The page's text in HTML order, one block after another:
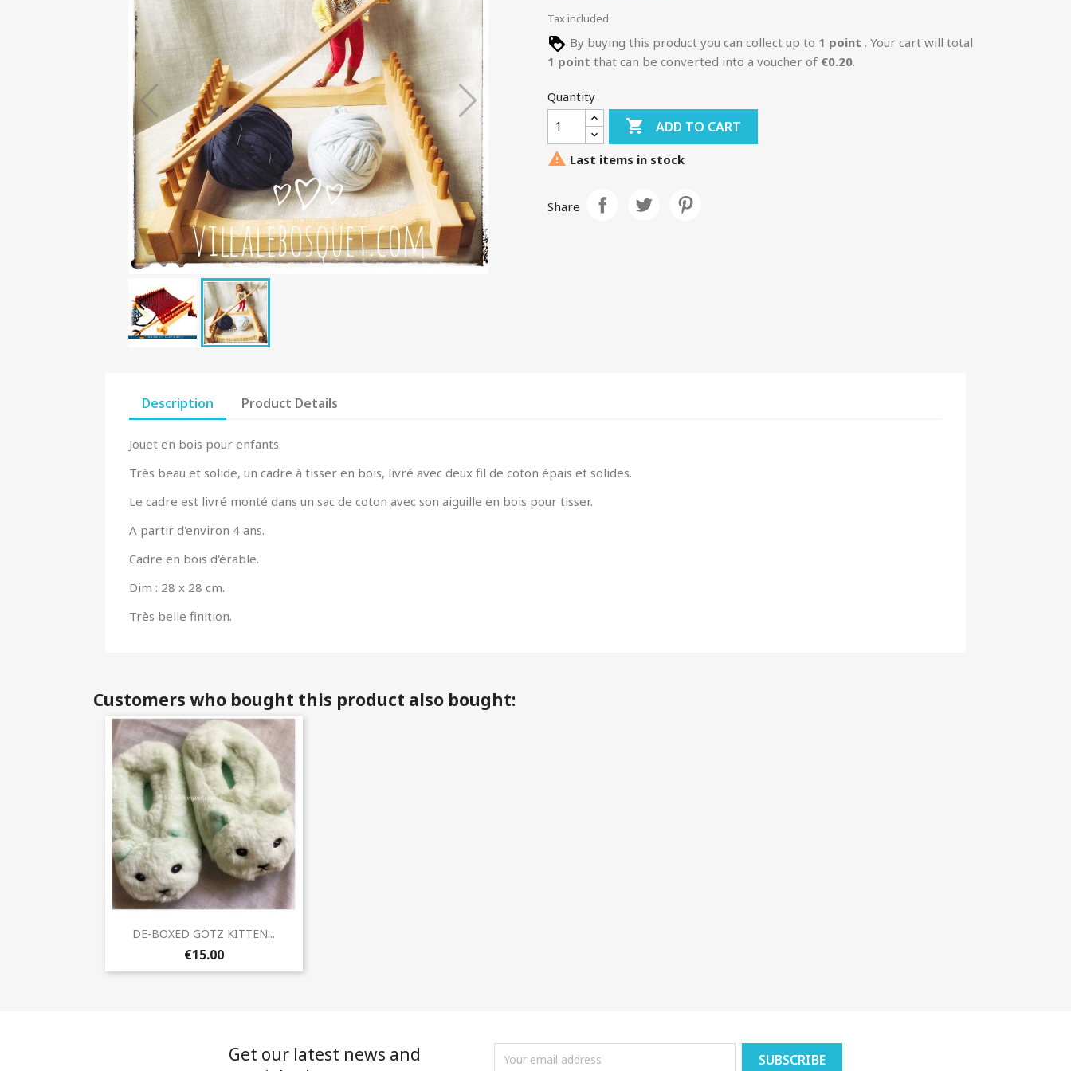
Tax included
By buying this product you can collect up to 1 point . Your cart will total
1 point that can be converted into a voucher of €0.20.
Quantity
 ADD TO CART
 Last items in stock
Share
Description Product Details
Jouet en bois pour enfants.
Très beau et solide, un cadre à tisser en bois, livré avec deux fil de coton épais et solides.
Le cadre est livré monté dans un sac de coton avec son aiguille en bois pour tisser.
A partir d'environ 4 ans.
Cadre en bois d'érable.
Dim : 28 x 28 cm.
Très belle finition.
Customers who bought this product also bought:
Quick view
DE-BOXED GÖTZ KITTEN...
€15.00
Get our latest news and